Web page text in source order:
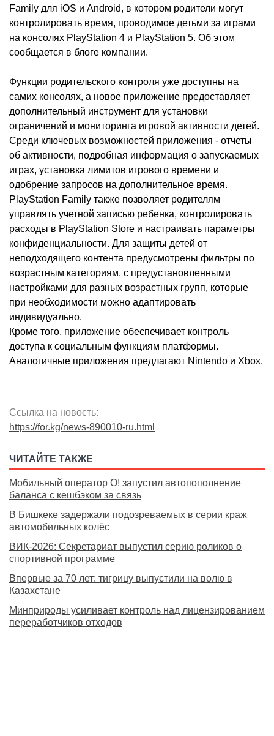
Family для iOS и Android, в котором родители могут
контролировать время, проводимое детьми за играми
на консолях PlayStation 4 и PlayStation 5. Об этом
сообщается в блоге компании.
Функции родительского контроля уже доступны на
самих консолях, а новое приложение предоставляет
дополнительный инструмент для установки
ограничений и мониторинга игровой активности детей.
Среди ключевых возможностей приложения - отчеты
об активности, подробная информация о запускаемых
играх, установка лимитов игрового времени и
одобрение запросов на дополнительное время.
PlayStation Family также позволяет родителям
управлять учетной записью ребенка, контролировать
расходы в PlayStation Store и настраивать параметры
конфиденциальности. Для защиты детей от
неподходящего контента предусмотрены фильтры по
возрастным категориям, с предустановленными
настройками для разных возрастных групп, которые
при необходимости можно адаптировать
индивидуально.
Кроме того, приложение обеспечивает контроль
доступа к социальным функциям платформы.
Аналогичные приложения предлагают Nintendo и Xbox.
Ссылка на новость:
https://for.kg/news-890010-ru.html
ЧИТАЙТЕ ТАКЖЕ
Мобильный оператор О! запустил автопополнение
баланса с кешбэком за связь
В Бишкеке задержали подозреваемых в серии краж
автомобильных колёс
ВИК-2026: Секретариат выпустил серию роликов о
спортивной программе
Впервые за 70 лет: тигрицу выпустили на волю в
Казахстане
Минприроды усиливает контроль над лицензированием
переработчиков отходов